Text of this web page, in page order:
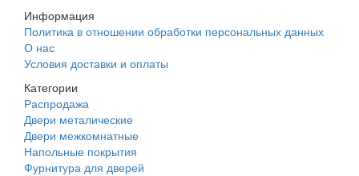
Информация
Политика в отношении обработки персональных данных
О нас
Условия доставки и оплаты
Категории
Распродажа
Двери металические
Двери межкомнатные
Напольные покрытия
Фурнитура для дверей